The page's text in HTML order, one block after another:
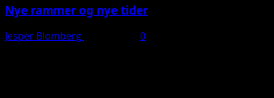
Nye rammer og nye tider
Jesper Blomberg
0